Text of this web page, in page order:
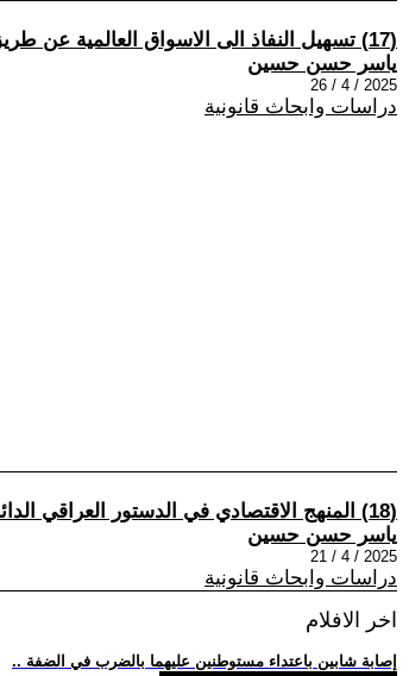
(17) تسهيل النفاذ الى الاسواق العالمية عن طريق تفعيل الاتفاقيات الثنائية
ياسر حسن حسين
2025 / 4 / 26
دراسات وابحاث قانونية
(18) المنهج الاقتصادي في الدستور العراقي الدائم
ياسر حسن حسين
2025 / 4 / 21
دراسات وابحاث قانونية
اخر الافلام
.. إصابة شابين باعتداء مستوطنين عليهما بالضرب في الضفة